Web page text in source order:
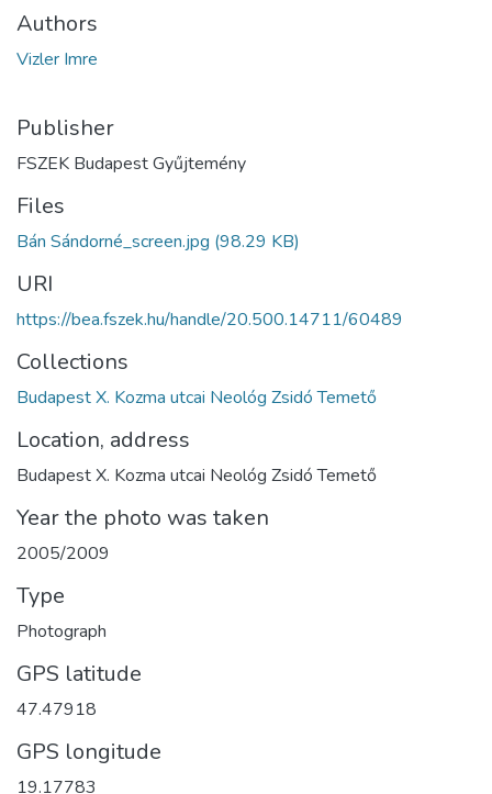
Authors
Vizler Imre
Publisher
FSZEK Budapest Gyűjtemény
Files
Bán Sándorné_screen.jpg (98.29 KB)
URI
https://bea.fszek.hu/handle/20.500.14711/60489
Collections
Budapest X. Kozma utcai Neológ Zsidó Temető
Location, address
Budapest X. Kozma utcai Neológ Zsidó Temető
Year the photo was taken
2005/2009
Type
Photograph
GPS latitude
47.47918
GPS longitude
19.17783